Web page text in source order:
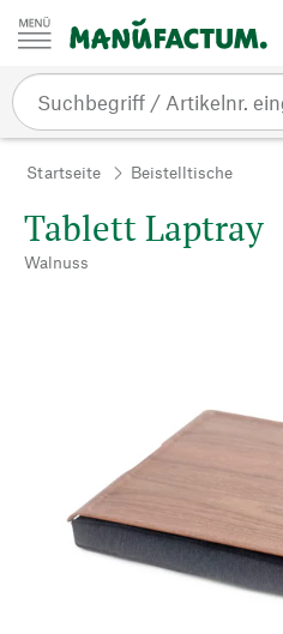
Zum Inhalt springen
Startseite Beistelltische
Tablett Laptray
Walnuss